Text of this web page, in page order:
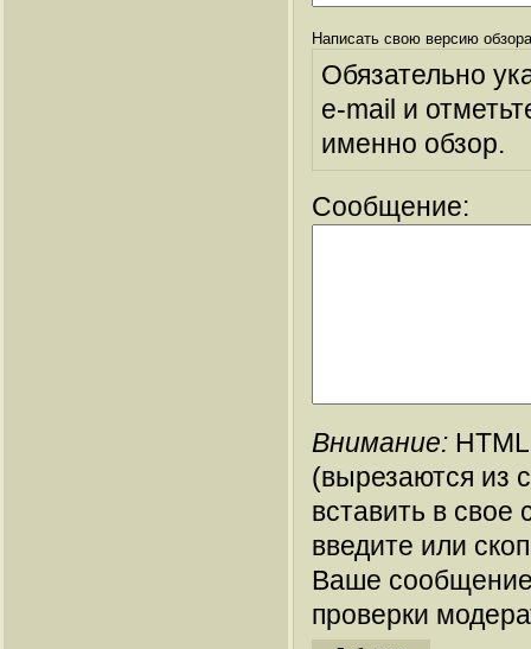
Написать свою версию
Обязательно
e-mail и
именно обзор.
Сообщение:
Внимание:
(вырезаются из
вставить в
введите или
Ваше
проверки